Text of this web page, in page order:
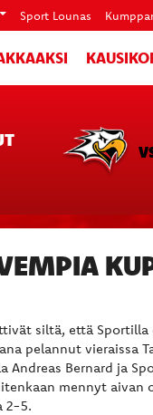
Sport Lounas
siltä, että
pelannut vieraissa
Andreas Bernard ja
mennyt
2-5.